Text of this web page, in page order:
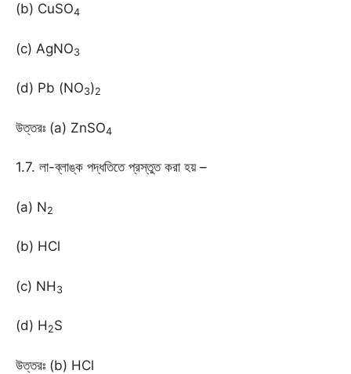
(b) CuSO4
(c) AgNO3
(d) Pb (NO3)2
উত্তরঃ (a) ZnSO4
1.7. লা-ব্লাঙ্ক পদ্ধতিতে প্রস্তুত করা হয় –
(a) N2
(b) HCl
(c) NH 3
(d) H 2S
উত্তরঃ (b) HCl